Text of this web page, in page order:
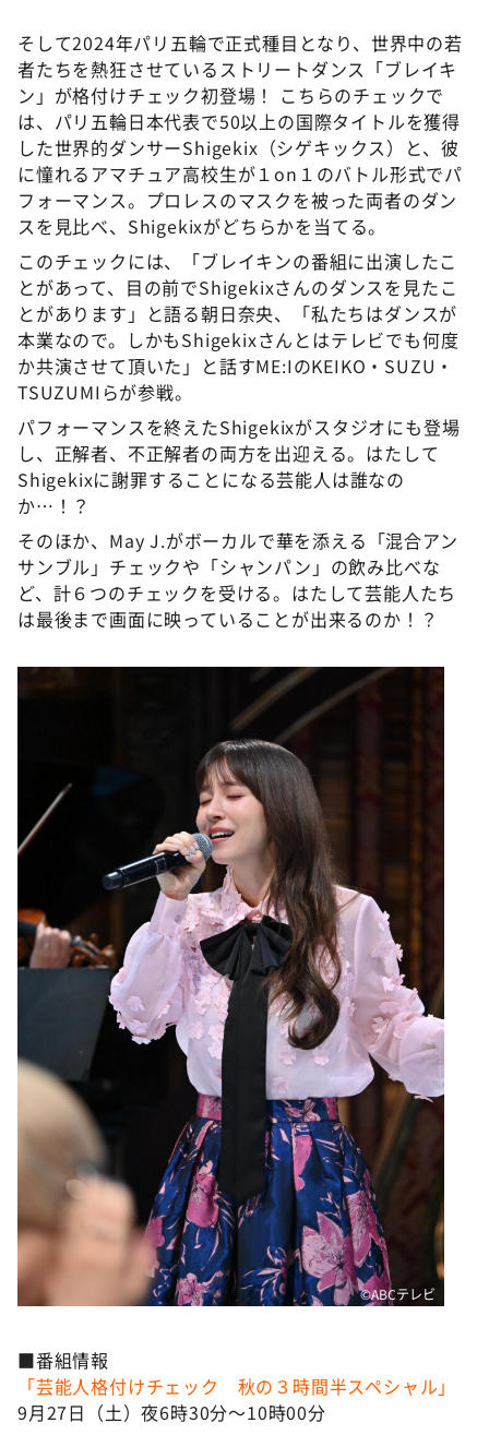
そして2024年パリ五輪で正式種目となり、世界中の若
者たちを熱狂させているストリートダンス「ブレイキ
ン」が格付けチェック初登場！ こちらのチェックで
は、パリ五輪日本代表で50以上の国際タイトルを獲得
した世界的ダンサーShigekix（シゲキックス）と、彼
に憧れるアマチュア高校生が１on１のバトル形式でパ
フォーマンス。プロレスのマスクを被った両者のダン
スを見比べ、Shigekixがどちらかを当てる。
このチェックには、「ブレイキンの番組に出演したこ
とがあって、目の前でShigekixさんのダンスを見たこ
とがあります」と語る朝日奈央、「私たちはダンスが
本業なので。しかもShigekixさんとはテレビでも何度
か共演させて頂いた」と話すME:IのKEIKO・SUZU・
TSUZUMIらが参戦。
パフォーマンスを終えたShigekixがスタジオにも登場
し、正解者、不正解者の両方を出迎える。はたして
Shigekixに謝罪することになる芸能人は誰なの
か…！？
そのほか、May J.がボーカルで華を添える「混合アン
サンブル」チェックや「シャンパン」の飲み比べな
ど、計６つのチェックを受ける。はたして芸能人たち
は最後まで画面に映っていることが出来るのか！？
©ABCテレビ
■番組情報
「芸能人格付けチェック 秋の３時間半スペシャル」
9月27日（土）夜6時30分～10時00分